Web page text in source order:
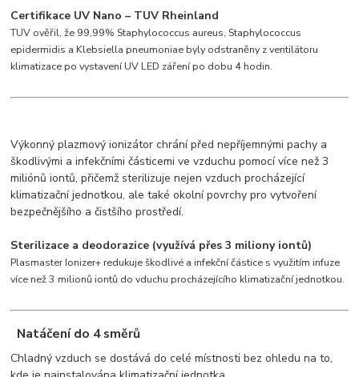
Certifikace UV Nano – TUV Rheinland
TUV ověřil, že 99,99% Staphylococcus aureus, Staphylococcus
epidermidis a Klebsiella pneumoniae byly odstraněny z ventilátoru
klimatizace po vystavení UV LED záření po dobu 4 hodin.
Výkonný plazmový ionizátor chrání před nepříjemnými pachy a
škodlivými a infekčními částicemi ve vzduchu pomocí více než 3
miliónů iontů, přičemž sterilizuje nejen vzduch procházející
klimatizační jednotkou, ale také okolní povrchy pro vytvoření
bezpečnějšího a čistšího prostředí.
Sterilizace a deodorazice (využívá přes 3 miliony iontů)
Plasmaster Ionizer+ redukuje škodlivé a infekční částice s využitím infuze
více než 3 milionů iontů do vduchu procházejícího klimatizační jednotkou.
Natáčení do 4 směrů
Chladný vzduch se dostává do celé místnosti bez ohledu na to,